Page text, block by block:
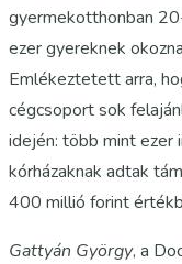
gyermekotthonban
ezer gyereknek
Emlékeztetett arra,
cégcsoport sok
idején: több mint ezer
kórházaknak adtak
400 millió forint
Gattyán György, a